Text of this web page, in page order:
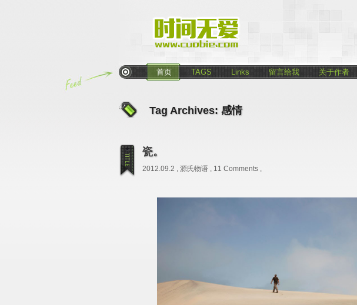
首页 TAGS Links 留言给我 关于作者
Tag Archives: 感情
瓷。
2012.09.2 , 源氏物语 , 11 Comments ,